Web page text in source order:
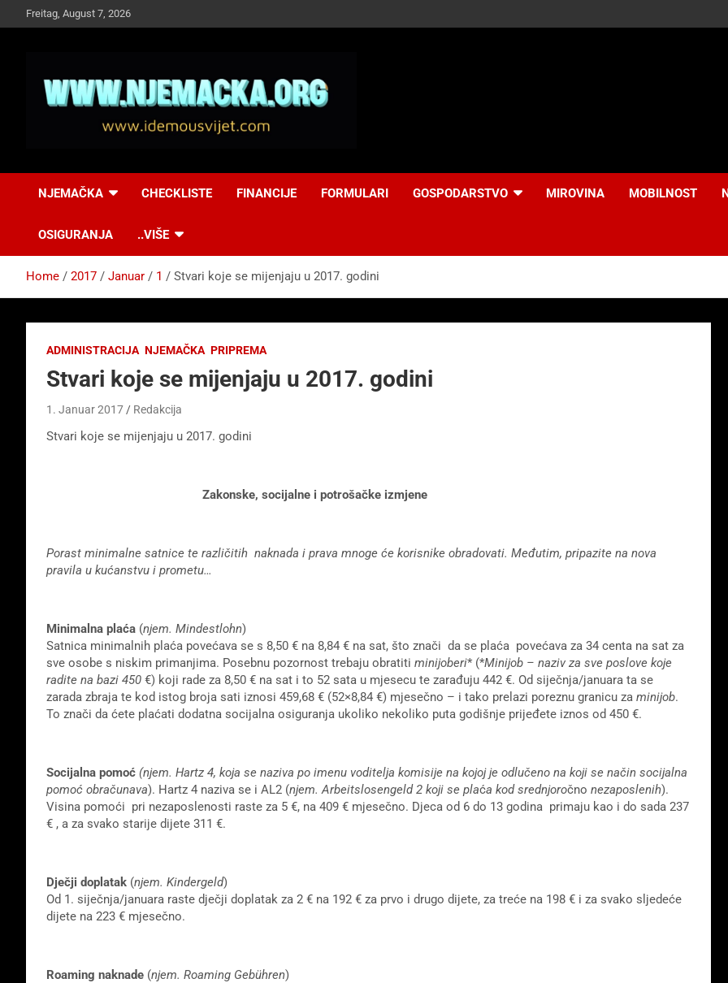
to
Freitag, August 7, 2026
Idemo u Svijet-
NJEMAČKA CHECKLISTE FINANCIJE FORMULARI GOSPODARSTVO MIROVINA MOBILNOST
OSIGURANJA ..VIŠE
Home 2017 Januar 1 Stvari koje se mijenjaju u 2017. godini
ADMINISTRACIJA NJEMAČKA PRIPREMA
Stvari koje se mijenjaju u 2017. godini
1. Januar 2017 Redakcija
Stvari koje se mijenjaju u 2017. godini
Zakonske, socijalne i potrošačke izmjene
Porast minimalne satnice te različitih naknada i prava mnoge će korisnike obradovati. Međutim, pripazite na nova
pravila u kućanstvu i prometu…
Minimalna plaća (njem. Mindestlohn)
Satnica minimalnih plaća povećava se s 8,50 € na 8,84 € na sat, što znači da se plaća povećava za 34 centa na sat za
sve osobe s niskim primanjima. Posebnu pozornost trebaju obratiti minijoberi* (*Minijob – naziv za sve poslove koje
radite na bazi 450 €) koji rade za 8,50 € na sat i to 52 sata u mjesecu te zarađuju 442 €. Od siječnja/januara ta se
zarada zbraja te kod istog broja sati iznosi 459,68 € (52×8,84 €) mjesečno – i tako prelazi poreznu granicu za minijob.
To znači da ćete plaćati dodatna socijalna osiguranja ukoliko nekoliko puta godišnje prijeđete iznos od 450 €.
Socijalna pomoć (njem. Hartz 4, koja se naziva po imenu voditelja komisije na kojoj je odlučeno na koji se način socijalna
pomoć obračunava). Hartz 4 naziva se i AL2 (njem. Arbeitslosengeld 2 koji se plaća kod srednjoročno nezaposlenih).
Visina pomoći pri nezaposlenosti raste za 5 €, na 409 € mjesečno. Djeca od 6 do 13 godina primaju kao i do sada 237
€ , a za svako starije dijete 311 €.
Dječji doplatak (njem. Kindergeld)
Od 1. siječnja/januara raste dječji doplatak za 2 € na 192 € za prvo i drugo dijete, za treće na 198 € i za svako sljedeće
dijete na 223 € mjesečno.
Roaming naknade (njem. Roaming Gebühren)